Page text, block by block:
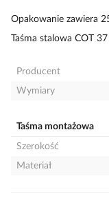
Opakowanie zawiera
Taśma stalowa COT
Producent
Wymiary
Taśma montażowa
Szerokość
Materiał